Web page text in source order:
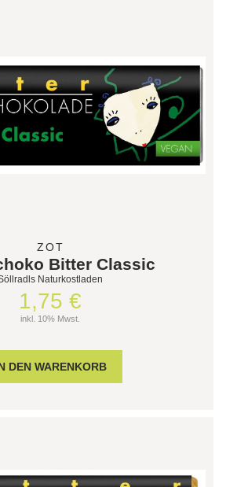
ZOT
Bitter Classic
Naturkostladen
1,75 €
inkl. 10% Mwst.